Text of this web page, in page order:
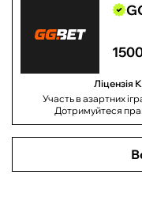
Ліцензія
Участь в азартних
Дотримуйтеся